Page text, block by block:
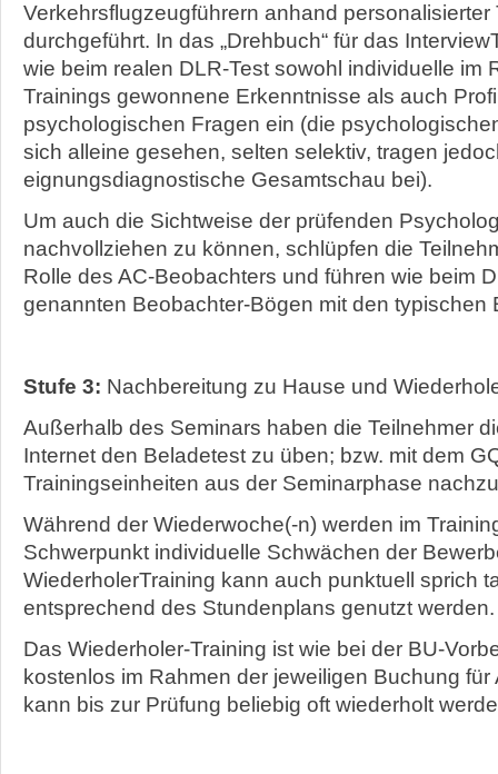
Verkehrsflugzeugführern anhand personalisierter
durchgeführt. In das „Drehbuch“ für das
wie beim realen DLR-Test sowohl individuelle im
Trainings gewonnene Erkenntnisse als auch
psychologischen Fragen ein (die
sich alleine gesehen, selten selektiv, tragen
eignungsdiagnostische Gesamtschau bei).
Um auch die Sichtweise der prüfenden
nachvollziehen zu können, schlüpfen die
Rolle des AC-Beobachters und führen wie beim
genannten Beobachter-Bögen mit den typischen
Stufe 3: Nachbereitung zu Hause und
Außerhalb des Seminars haben die Teilnehmer
Internet den Beladetest zu üben; bzw. mit dem
Trainingseinheiten aus der Seminarphase
Während der Wiederwoche(-n) werden im
Schwerpunkt individuelle Schwächen der
WiederholerTraining kann auch punktuell sprich
entsprechend des Stundenplans genutzt werden.
Das Wiederholer-Training ist wie bei der BU-
kostenlos im Rahmen der jeweiligen Buchung für
kann bis zur Prüfung beliebig oft wiederholt